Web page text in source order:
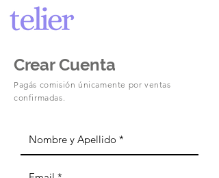
Crear Cuenta
Pagás comisión únicamente por ventas
confirmadas.